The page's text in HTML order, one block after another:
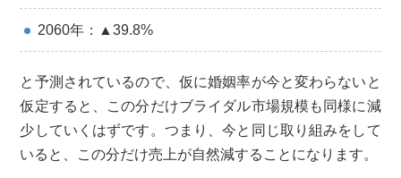
2060年：▲39.8%
と予測されているので、仮に婚姻率が今と変わらないと
仮定すると、この分だけブライダル市場規模も同様に減
少していくはずです。つまり、今と同じ取り組みをして
いると、この分だけ売上が自然減することになります。